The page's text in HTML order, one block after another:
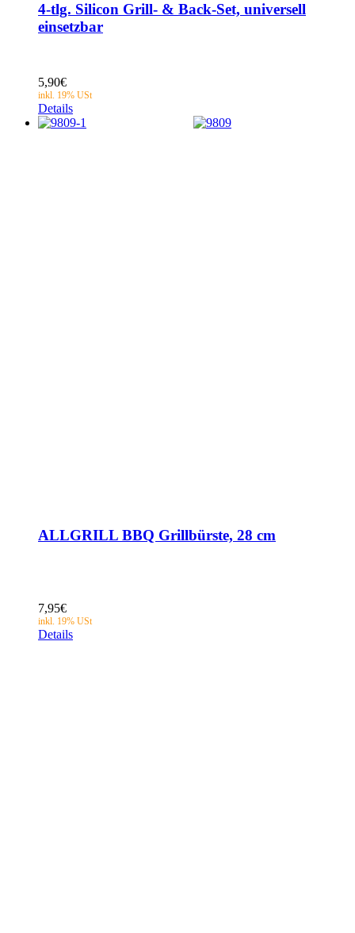
4-tlg. Silicon Grill- & Back-Set, universell
einsetzbar
5,90€
Details
ALLGRILL BBQ Grillbürste, 28 cm
7,95€
Details